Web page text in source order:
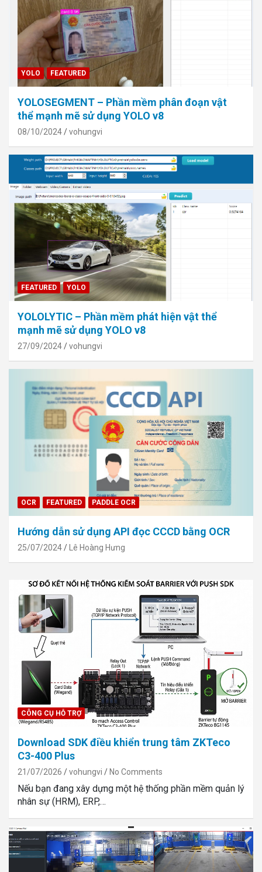
YOLO FEATURED
YOLOSEGMENT – Phần mềm phân đoạn vật
thể mạnh mẽ sử dụng YOLO v8
08/10/2024 vohungvi
FEATURED YOLO
YOLOLYTIC – Phần mềm phát hiện vật thể
mạnh mẽ sử dụng YOLO v8
27/09/2024 vohungvi
OCR FEATURED PADDLE OCR
Hướng dẫn sử dụng API đọc CCCD bằng OCR
25/07/2024 Lê Hoàng Hưng
CÔNG CỤ HỖ TRỢ
Download SDK điều khiển trung tâm ZKTeco
C3-400 Plus
21/07/2026 vohungvi No Comments
Nếu bạn đang xây dựng một hệ thống phần mềm quản lý
nhân sự (HRM), ERP,…